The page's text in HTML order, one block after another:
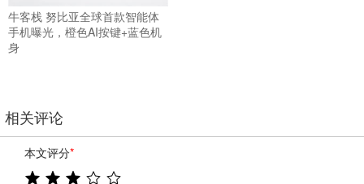
牛客栈 努比亚全球首款智能体
手机曝光，橙色AI按键+蓝色机
身
相关评论
本文评分*